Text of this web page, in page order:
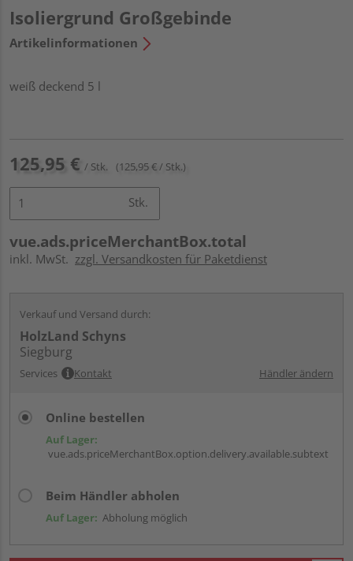
Isoliergrund Großgebinde
Artikelinformationen
weiß deckend 5 l
125,95 € / Stk. (125,95 € / Stk.)
Stk.
vue.ads.priceMerchantBox.total
inkl. MwSt. zzgl. Versandkosten für Paketdienst
Verkauf und Versand durch:
HolzLand Schyns
Siegburg
Services Kontakt Händler ändern
Online bestellen
Auf Lager:
vue.ads.priceMerchantBox.option.delivery.available.subtext
Beim Händler abholen
Auf Lager: Abholung möglich